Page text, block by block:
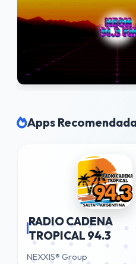
Apps
RADIO CADENA
TROPICAL 94.3
NEXXIS® Group